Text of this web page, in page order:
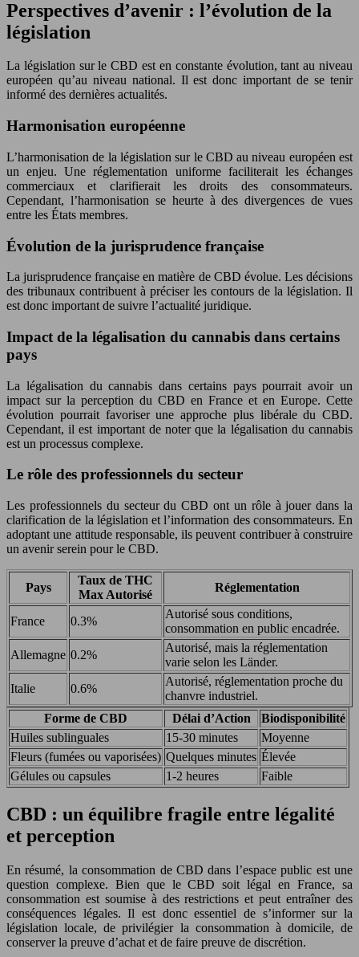
Perspectives d’avenir : l’évolution de la
législation
La législation sur le CBD est en constante évolution, tant au niveau
européen qu’au niveau national. Il est donc important de se tenir
informé des dernières actualités.
Harmonisation européenne
L’harmonisation de la législation sur le CBD au niveau européen est
un enjeu. Une réglementation uniforme faciliterait les échanges
commerciaux et clarifierait les droits des consommateurs.
Cependant, l’harmonisation se heurte à des divergences de vues
entre les États membres.
Évolution de la jurisprudence française
La jurisprudence française en matière de CBD évolue. Les décisions
des tribunaux contribuent à préciser les contours de la législation. Il
est donc important de suivre l’actualité juridique.
Impact de la légalisation du cannabis dans certains
pays
La légalisation du cannabis dans certains pays pourrait avoir un
impact sur la perception du CBD en France et en Europe. Cette
évolution pourrait favoriser une approche plus libérale du CBD.
Cependant, il est important de noter que la légalisation du cannabis
est un processus complexe.
Le rôle des professionnels du secteur
Les professionnels du secteur du CBD ont un rôle à jouer dans la
clarification de la législation et l’information des consommateurs. En
adoptant une attitude responsable, ils peuvent contribuer à construire
un avenir serein pour le CBD.
Pays
Taux de THC
Max Autorisé
Réglementation
France 0.3%
Autorisé sous conditions,
consommation en public encadrée.
Allemagne 0.2%
Autorisé, mais la réglementation
varie selon les Länder.
Italie
0.6%
Autorisé, réglementation proche du
chanvre industriel.
Forme de CBD
Délai d’Action
Biodisponibilité
Huiles sublinguales
15-30 minutes
Moyenne
Fleurs (fumées ou vaporisées) Quelques minutes Élevée
Gélules ou capsules
1-2 heures Faible
CBD : un équilibre fragile entre légalité
et perception
En résumé, la consommation de CBD dans l’espace public est une
question complexe. Bien que le CBD soit légal en France, sa
consommation est soumise à des restrictions et peut entraîner des
conséquences légales. Il est donc essentiel de s’informer sur la
législation locale, de privilégier la consommation à domicile, de
conserver la preuve d’achat et de faire preuve de discrétion.